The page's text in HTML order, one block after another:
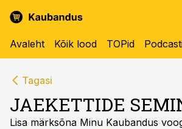
Avaleht Kõik lood TOPid
Tagasi
JAEKETTIDE
Lisa märksõna Minu Kaubandus